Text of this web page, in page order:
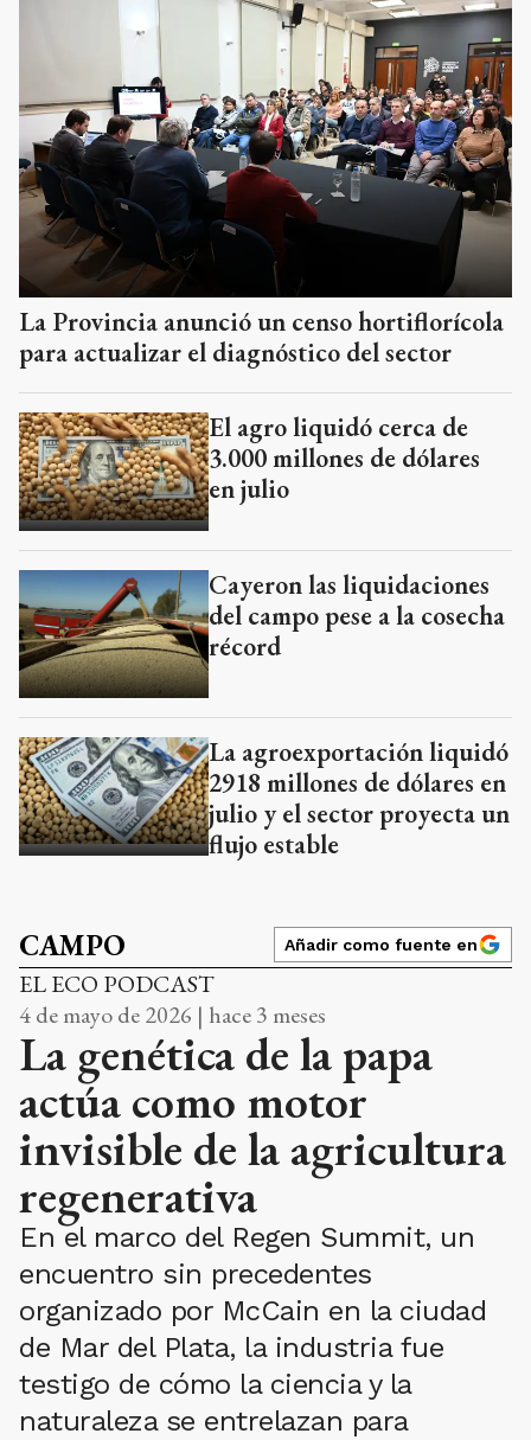
La Provincia anunció un censo hortiflorícola
para actualizar el diagnóstico del sector
El agro liquidó cerca de
3.000 millones de dólares
en julio
Cayeron las liquidaciones
del campo pese a la cosecha
récord
La agroexportación liquidó
2918 millones de dólares en
julio y el sector proyecta un
flujo estable
CAMPO Añadir como fuente en
EL ECO PODCAST
4 de mayo de 2026 | hace 3 meses
La genética de la papa
actúa como motor
invisible de la agricultura
regenerativa
En el marco del Regen Summit, un
encuentro sin precedentes
organizado por McCain en la ciudad
de Mar del Plata, la industria fue
testigo de cómo la ciencia y la
naturaleza se entrelazan para